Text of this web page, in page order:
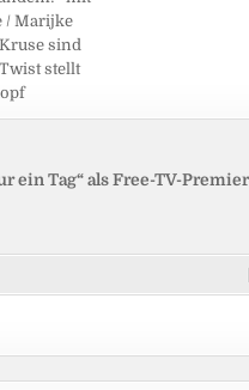
/ Marijke
sind
stellt
ein Tag“ als Free-TV-